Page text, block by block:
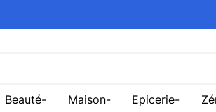
Beauté Maison Epicerie